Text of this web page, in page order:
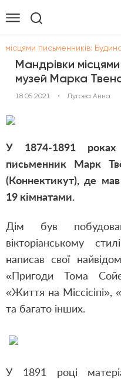
місцями письменників:
Мандрівки
музей Марка
18.05.2021 • Лугова Анна
У 1874-1891 роках
письменник Марк
(Коннектикут), де
19 кімнатами.
Дім був
вікторіанському
написав свої
«Пригоди Тома
«Життя на Міссісіпі»,
та багато інших.
У 1891 році